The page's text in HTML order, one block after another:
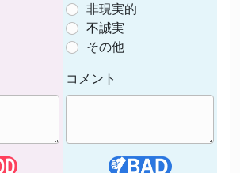
非現実的
不誠実
その他
コメント